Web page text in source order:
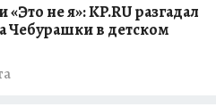
«Это не я»: KP.RU разгадал
Чебурашки в детском